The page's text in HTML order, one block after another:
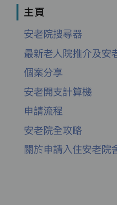
主頁
安老院搜尋器
最新老人院推介及安
個案分享
安老開支計算機
申請流程
安老院全攻略
關於申請入住安老院